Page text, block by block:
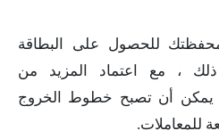
للحصول على البطاقة
ذلك ، مع اعتماد المزيد من
، يمكن أن تصبح خطوط الخروج
للمعاملات.